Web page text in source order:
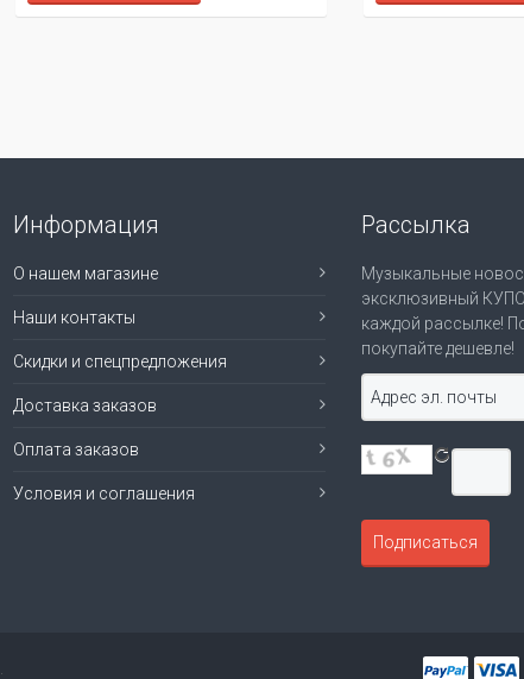
Информация
О нашем магазине
Наши контакты
Скидки и спецпредложения
Доставка заказов
Оплата заказов
Условия и соглашения
Рассылка
Музыкальные
эксклюзивный
каждой рассылке!
покупайте дешевле!